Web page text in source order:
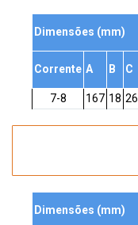
Dimensões (mm)
Corrente A B C
7-8
167 18 26
Dimensões (mm)